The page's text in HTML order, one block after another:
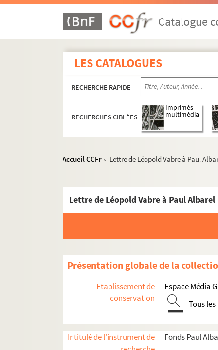
Catalogue
LES CATALOGUES
RECHERCHE RAPIDE
RECHERCHES CIBLÉES
Imprimés
multimédia
Accueil CCFr > Lettre de Léopold Vabre à Paul
Lettre de Léopold Vabre à Paul Albarel
Présentation globale de la
Etablissement de
conservation
Espace Média
Tous
Intitulé de l'instrument de
Fonds Paul
Documents non attribués
D
F
L
P
R
Lettre de Léopold Vabre à Paul
Lettre de Léopold Vabre à Paul
Lettre de Léopold Vabre à Paul